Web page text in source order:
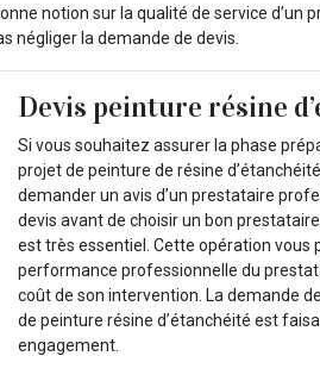
notion sur la qualité de service d’un
négliger la demande de devis.
Devis peinture résine
Si vous souhaitez assurer la phase
projet de peinture de résine
demander un avis d’un prestataire
devis avant de choisir un bon
est très essentiel. Cette opération vous
performance professionnelle du
coût de son intervention. La demande
de peinture résine d’étanchéité est
engagement.